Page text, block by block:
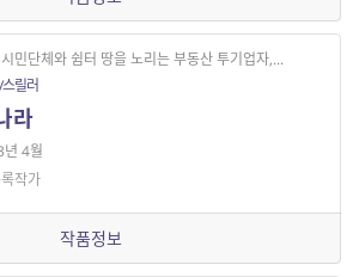
민단체와 쉼터 땅을 노리는 부동산 투기업자,...
릴러
라
4월
작가
작품정보